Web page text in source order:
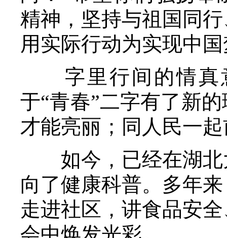
精神，坚持与祖国同
用实际行动为实现中
字里行间的情真
于“青春”二字有了新
才能亮丽；同人民一
如今，已经在湖北
向了健康科普。多年
走进社区，讲食品安